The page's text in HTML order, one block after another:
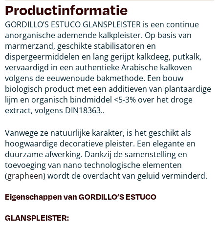
Productinformatie
GORDILLO’S ESTUCO GLANSPLEISTER is een continue
anorganische ademende kalkpleister. Op basis van
marmerzand, geschikte stabilisatoren en
dispergeermiddelen en lang gerijpt kalkdeeg, putkalk,
vervaardigd in een authentieke Arabische kalkoven
volgens de eeuwenoude bakmethode. Een bouw
biologisch product met een additieven van plantaardige
lijm en organisch bindmiddel <5-3% over het droge
extract, volgens DIN18363..
Vanwege ze natuurlijke karakter, is het geschikt als
hoogwaardige decoratieve pleister. Een elegante en
duurzame afwerking. Dankzij de samenstelling en
toevoeging van nano technologische elementen
(grapheen) wordt de overdacht van geluid verminderd.
Eigenschappen van GORDILLO’S ESTUCO
GLANSPLEISTER: